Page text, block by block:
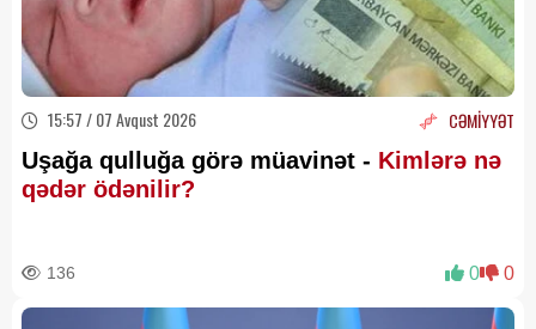
15:57 / 07 Avqust 2026 CƏMİYYƏT
Uşağa qulluğa görə müavinət - Kimlərə nə
qədər ödənilir?
136 0 0